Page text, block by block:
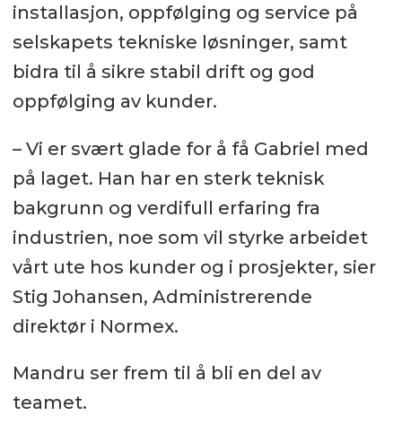
installasjon, oppfølging og service på
selskapets tekniske løsninger, samt
bidra til å sikre stabil drift og god
oppfølging av kunder.
– Vi er svært glade for å få Gabriel med
på laget. Han har en sterk teknisk
bakgrunn og verdifull erfaring fra
industrien, noe som vil styrke arbeidet
vårt ute hos kunder og i prosjekter, sier
Stig Johansen, Administrerende
direktør i Normex.
Mandru ser frem til å bli en del av
teamet.